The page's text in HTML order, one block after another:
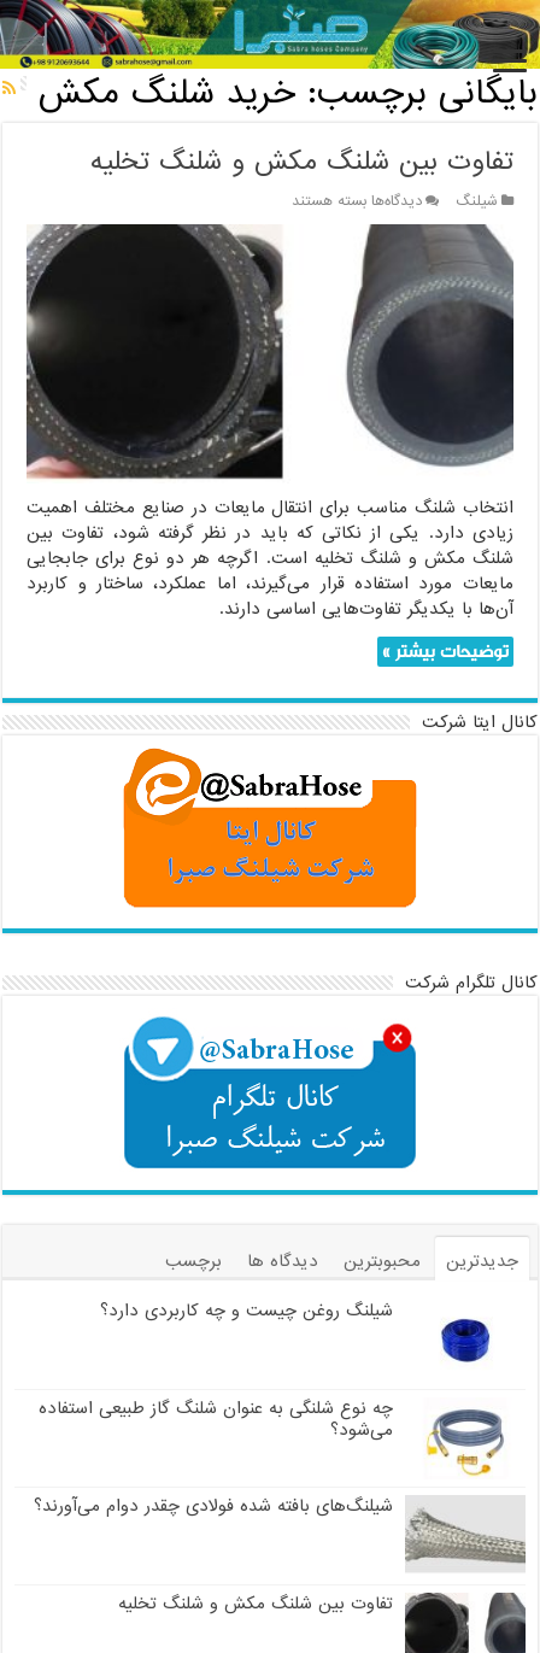
خانه / بایگانی برچسب: خرید شلنگ مکش
بایگانی برچسب:خرید شلنگ مکش
تفاوت بین شلنگ مکش و شلنگ تخلیه
شیلنگ دیدگاه‌هابرای
بین
شلنگ
مکش
و
شلنگ
تخلیه
بسته هستند
انتخاب شلنگ مناسب برای انتقال مایعات در صنایع مختلف اهمیت
زیادی دارد. یکی از نکاتی که باید در نظر گرفته شود، تفاوت بین
شلنگ مکش و شلنگ تخلیه است. اگرچه هر دو نوع برای جابجایی
مایعات مورد استفاده قرار می‌گیرند، اما عملکرد، ساختار و کاربرد
آن‌ها با یکدیگر تفاوت‌هایی اساسی دارند.
توضیحات بیشتر »
کانال ایتا شرکت
کانال تلگرام شرکت
جدیدترین محبوبترین دیدگاه ها
برچسب
شیلنگ روغن چیست و چه کاربردی دارد؟
چه نوع شلنگی به عنوان شلنگ گاز طبیعی استفاده
می‌شود؟
شیلنگ‌های بافته شده فولادی چقدر دوام می‌آورند؟
تفاوت بین شلنگ مکش و شلنگ تخلیه